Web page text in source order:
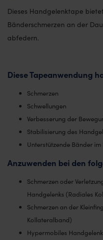
Dieses Handgelenktape
Bänderschmerzen an der
abfedern.
Diese Tapeanwendung
Schmerzen
Schwellungen
Verbesserung der
Stabilisierung des
Unterstützende Bänder
Anzuwenden bei den
Schmerzen oder
Handgelenks (Radiales
Schmerzen an der
Kollateralband)
Hypermobiles Handgelenk